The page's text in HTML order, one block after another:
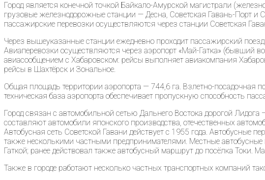
Город является конечной точкой Байкало-Амурской магистрали
грузовые железнодорожные станции — Десна, Советская Гавань-Порт и
пассажирские перевозки осуществляются через станции Советская
Через вышеуказанные станции ежедневно проходит пассажирский
Авиаперевозки осуществляются через аэропорт «Май-Гатка» (бывший
авиасообщением с Хабаровском: рейсы выполняет авиакомпания
рейсы в Шахтёрск и Зональное.
Общая площадь территории аэропорта — 744,6 га. Взлетно-
техническая база аэропорта обеспечивает пропускную способность
Город связан с автомобильной сетью Дальнего Востока дорогой
составляют автомобили японского производства, отечественных
Автобусная сеть Советской Гавани действует с 1955 года.
также несколькими частными предпринимателями. Местные
Гаткой; ранее действовал также автобусный маршрут до посёлка
Также в городе работают несколько частных транспортных компаний